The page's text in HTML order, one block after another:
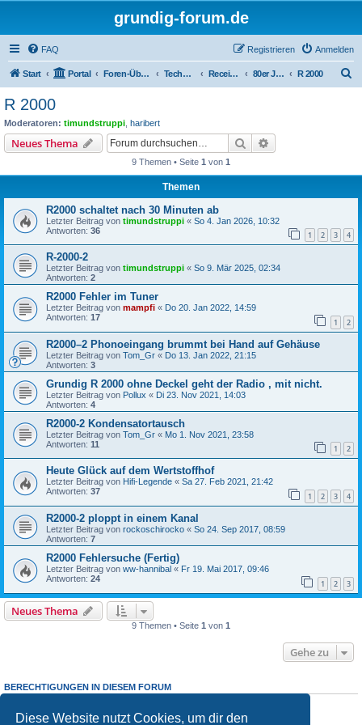
Diese Website nutzt Cookies, um dir den
grundig-forum.de
FAQ Anmelden
Registrieren
Start Portal Foren-Übersicht Technik Foren Receiver Kompaktanlagen 80er Jahre R 2000
R 2000
Moderatoren: timundstruppi haribert
Neues Thema Suche
9 Themen • Seite 1 von 1
Themen
R2000 schaltet nach 30 Minuten ab
Letzter Beitrag von timundstruppi « So 4. Jan 2026, 10:32
Antworten: 36 1 2 3 4
R-2000-2
Letzter Beitrag von timundstruppi « So 9. Mär 2025, 02:34
Antworten: 2
R2000 Fehler im Tuner
Letzter Beitrag von mampfi « Do 20. Jan 2022, 14:59
Antworten: 17 1 2
R2000–2 Phonoeingang brummt bei Hand auf Gehäuse
Letzter Beitrag von Tom_Gr « Do 13. Jan 2022, 21:15
Antworten: 3
Grundig R 2000 ohne Deckel geht der Radio , mit nicht.
Letzter Beitrag von Pollux « Di 23. Nov 2021, 14:03
Antworten: 4
R2000-2 Kondensatortausch
Letzter Beitrag von Tom_Gr « Mo 1. Nov 2021, 23:58
Antworten: 11 1 2
Heute Glück auf dem Wertstoffhof
Letzter Beitrag von Hifi-Legende « Sa 27. Feb 2021, 21:42
Antworten: 37 1 2 3 4
R2000-2 ploppt in einem Kanal
Letzter Beitrag von rockoschirocko « So 24. Sep 2017, 08:59
Antworten: 7
R2000 Fehlersuche (Fertig)
Letzter Beitrag von ww-hannibal « Fr 19. Mai 2017, 09:46
Antworten: 24 1 2 3
Neues Thema
9 Themen • Seite 1 von 1
Gehe zu
BERECHTIGUNGEN IN DIESEM FORUM
Du darfst keineAntworten zu Themen in diesem Forum erstellen.